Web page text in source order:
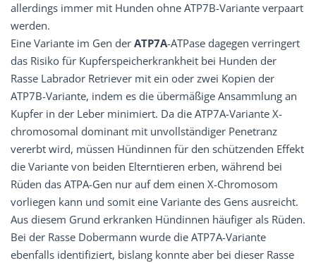
allerdings immer mit Hunden ohne ATP7B-Variante verpaart
werden.
Eine Variante im Gen der ATP7A-ATPase dagegen verringert
das Risiko für Kupferspeicherkrankheit bei Hunden der
Rasse Labrador Retriever mit ein oder zwei Kopien der
ATP7B-Variante, indem es die übermäßige Ansammlung an
Kupfer in der Leber minimiert. Da die ATP7A-Variante X-
chromosomal dominant mit unvollständiger Penetranz
vererbt wird, müssen Hündinnen für den schützenden Effekt
die Variante von beiden Elterntieren erben, während bei
Rüden das ATPA-Gen nur auf dem einen X-Chromosom
vorliegen kann und somit eine Variante des Gens ausreicht.
Aus diesem Grund erkranken Hündinnen häufiger als Rüden.
Bei der Rasse Dobermann wurde die ATP7A-Variante
ebenfalls identifiziert, bislang konnte aber bei dieser Rasse